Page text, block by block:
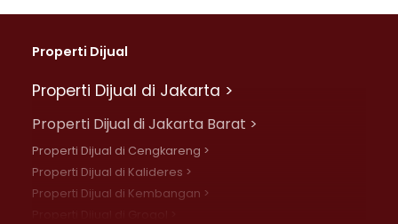
Properti Dijual
Properti Dijual di Jakarta >
Properti Dijual di Jakarta Barat >
Properti Dijual di Cengkareng >
Properti Dijual di Kalideres >
Properti Dijual di Kembangan >